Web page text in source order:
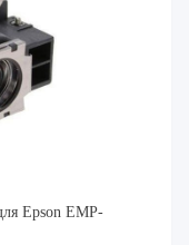
Epson EMP-